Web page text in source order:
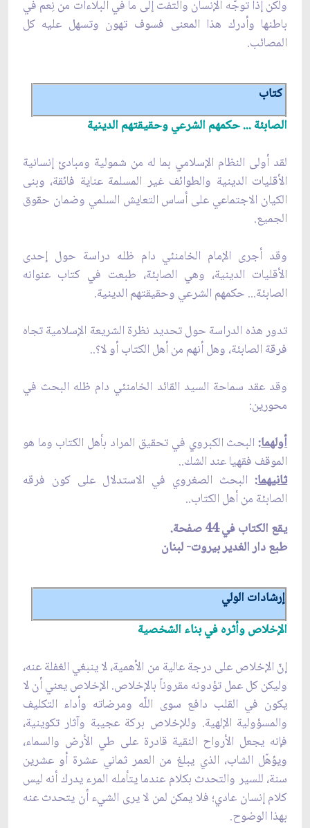
ولكن إذا توجّه الإنسان والتفت إلى ما في البلاءات من نِعم في
باطنها وأدرك هذا المعنى فسوف تهون وتسهل عليه كل
المصائب.
كتاب
الصابئة ... حكمهم الشرعي وحقيقتهم الدينية
لقد أولى النظام الإسلامي بما له من شمولية ومبادئ إنسانية
الأقليات الدينية والطوائف غير المسلمة عناية فائقة، وبنى
الكيان الاجتماعي على أساس التعايش السلمي وضمان حقوق
الجميع.
وقد أجرى الإمام الخامنئي دام ظله دراسة حول إحدى
الأقليات الدينية، وهي الصابئة، طبعت في كتاب عنوانه
الصابئة... حكمهم الشرعي وحقيقتهم الدينية.
تدور هذه الدراسة حول تحديد نظرة الشريعة الإسلامية تجاه
فرقة الصابئة، وهل أنهم من أهل الكتاب أو لا؟..
وقد عقد سماحة السيد القائد الخامنئي دام ظله البحث في
محورين:
أولهما:البحث الكبروي في تحقيق المراد بأهل الكتاب وما هو
الموقف فقهيا عند الشك..
ثانيهما:البحث الصغروي في الاستدلال على كون فرقه
الصابئة من أهل الكتاب..
يقع الكتاب في 44 صفحة.
طبع دار الغدير بيروت- لبنان
إرشادات الولي
الإخلاص وأثره في بناء الشخصية
إنّ الإخلاص على درجة عالية من الأهمية، لا ينبغي الغفلة عنه،
وليكن كل عمل تؤدونه مقروناً بالإخلاص. الإخلاص يعني أن لا
يكون في القلب دافع سوى اللّه ومرضاته وأداء التكليف
والمسؤولية الإلهية. وللإخلاص بركة عجيبة وآثار تكوينية،
فإنه يجعل الأرواح النقية قادرة على طي الأرض والسماء،
ويؤهّل الشاب، الذي يبلغ من العمر ثماني عشرة أو عشرين
سنة، للسير والتحدث بكلام عندما يتأمله المرء يدرك أنه ليس
كلام إنسان عادي؛ فلا يمكن لمن لا يرى الشيء أن يتحدث عنه
بهذا الوضوح.